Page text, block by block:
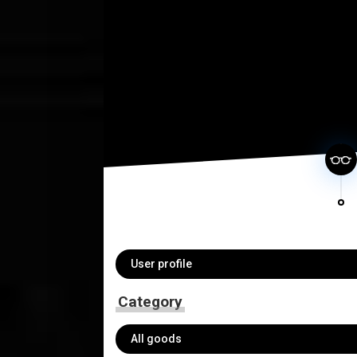
User profile
Category
All goods